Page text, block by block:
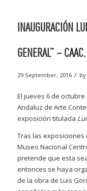
INAUGURACIÓN
GENERAL” –
29 September, 2016 / by
El jueves 6 de
Andaluz de Arte
exposición titulada
Tras las exposiciones
Museo Nacional
pretende que esta
entonces se haya
de la obra de Luis